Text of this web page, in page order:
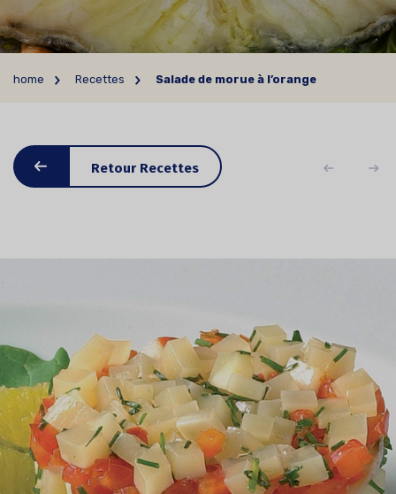
home Recettes Salade de morue à l’orange
Retour Recettes